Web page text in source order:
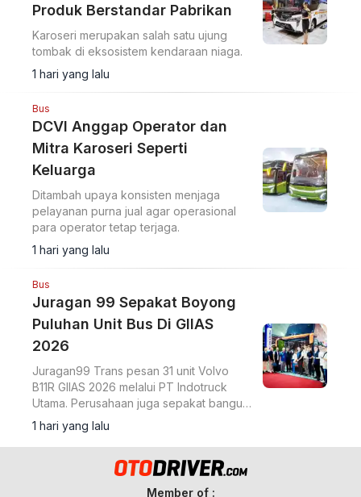
Produk Berstandar Pabrikan
Karoseri merupakan salah satu ujung
tombak di eksosistem kendaraan niaga.
1 hari yang lalu
Bus
DCVI Anggap Operator dan
Mitra Karoseri Seperti
Keluarga
Ditambah upaya konsisten menjaga
pelayanan purna jual agar operasional
para operator tetap terjaga.
1 hari yang lalu
Bus
Juragan 99 Sepakat Boyong
Puluhan Unit Bus Di GIIAS
2026
Juragan99 Trans pesan 31 unit Volvo
B11R GIIAS 2026 melalui PT Indotruck
Utama. Perusahaan juga sepakat bangun
dua unit double decker berbasis sasis
Scania K450CB untuk layanan AKAP
premium.
1 hari yang lalu
Member of :